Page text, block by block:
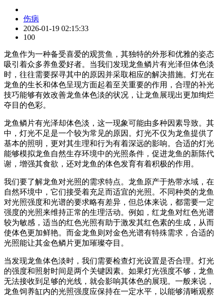
伤病
2026-01-19 02:15:33
100
龙鱼作为一种备受喜爱的观赏鱼，其独特的外形和优雅的姿态
吸引着众多养鱼爱好者。当我们发现龙鱼鳞片有光泽但体色淡
时，往往需要探寻其中的原因并采取相应的解决措施。灯光在
龙鱼的生长和体色呈现方面起着至关重要的作用，合理的补光
技巧能够有效改善龙鱼体色淡的状况，让龙鱼展现出更加绚烂
夺目的色彩。
龙鱼鳞片有光泽却体色淡，这一现象可能由多种因素导致。其
中，灯光不足是一个较为常见的原因。灯光不仅为龙鱼提供了
基本的照明，更对其生理和行为有着深远的影响。合适的灯光
能够模拟龙鱼自然生存环境中的光照条件，促进龙鱼的新陈代
谢，增强其食欲，还对龙鱼的体色发育有着积极的作用。
我们要了解龙鱼对光照的需求特点。龙鱼原产于热带水域，在
自然环境中，它们接受着充足而适宜的光照。不同种类的龙鱼
对光照强度和光谱的要求略有差异，但总体来说，都需要一定
强度的光照来维持正常的生理活动。例如，红龙鱼对红色光谱
较为敏感，适当的红色光照有助于激发其红色素的生成，从而
使体色更加鲜艳。而金龙鱼则对金色光谱有特殊需求，合适的
光照能让其金色鳞片更加璀璨夺目。
当发现龙鱼体色淡时，我们需要检查灯光设置是否合理。灯光
的强度和照射时间是两个关键因素。如果灯光强度不够，龙鱼
无法接收到足够的光线，就会影响其体色的展现。一般来说，
龙鱼饲养缸内的光照强度应保持在一定水平，以能够清晰观察